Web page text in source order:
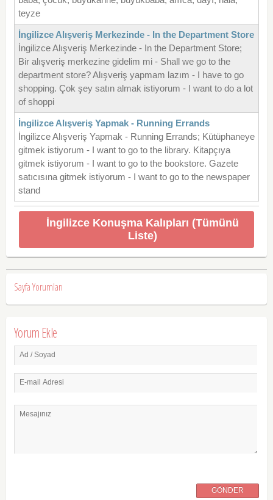
teyze
İngilizce Alışveriş Merkezinde - In the Department Store
İngilizce Alışveriş Merkezinde - In the Department Store;
Bir alışveriş merkezine gidelim mi - Shall we go to the
department store? Alışveriş yapmam lazım - I have to go
shopping. Çok şey satın almak istiyorum - I want to do a lot
of shoppi
İngilizce Alışveriş Yapmak - Running Errands
İngilizce Alışveriş Yapmak - Running Errands; Kütüphaneye
gitmek istiyorum - I want to go to the library. Kitapçıya
gitmek istiyorum - I want to go to the bookstore. Gazete
satıcısına gitmek istiyorum - I want to go to the newspaper
stand
İngilizce Konuşma Kalıpları (Tümünü
Liste)
Sayfa Yorumları
Yorum Ekle
Ad / Soyad
E-mail Adresi
Mesajınız
GÖNDER